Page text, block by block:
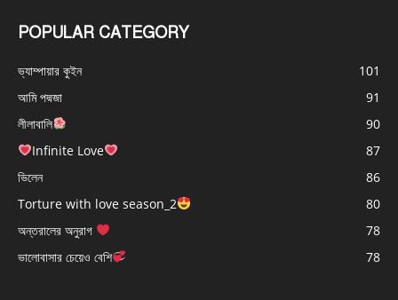
POPULAR CATEGORY
ভ্যাম্পায়ার কুইন
101
আমি পদ্মজা
91
লীলাবালি
90
Infinite Love
87
ভিলেন
86
Torture with love season_2
80
অন্তরালের অনুরাগ
78
ভালোবাসার চেয়েও বেশি
78